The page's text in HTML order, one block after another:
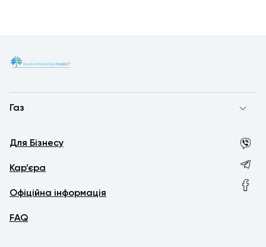
Газ
Для Бізнесу
Кар’єра
Офіційна інформація
FAQ